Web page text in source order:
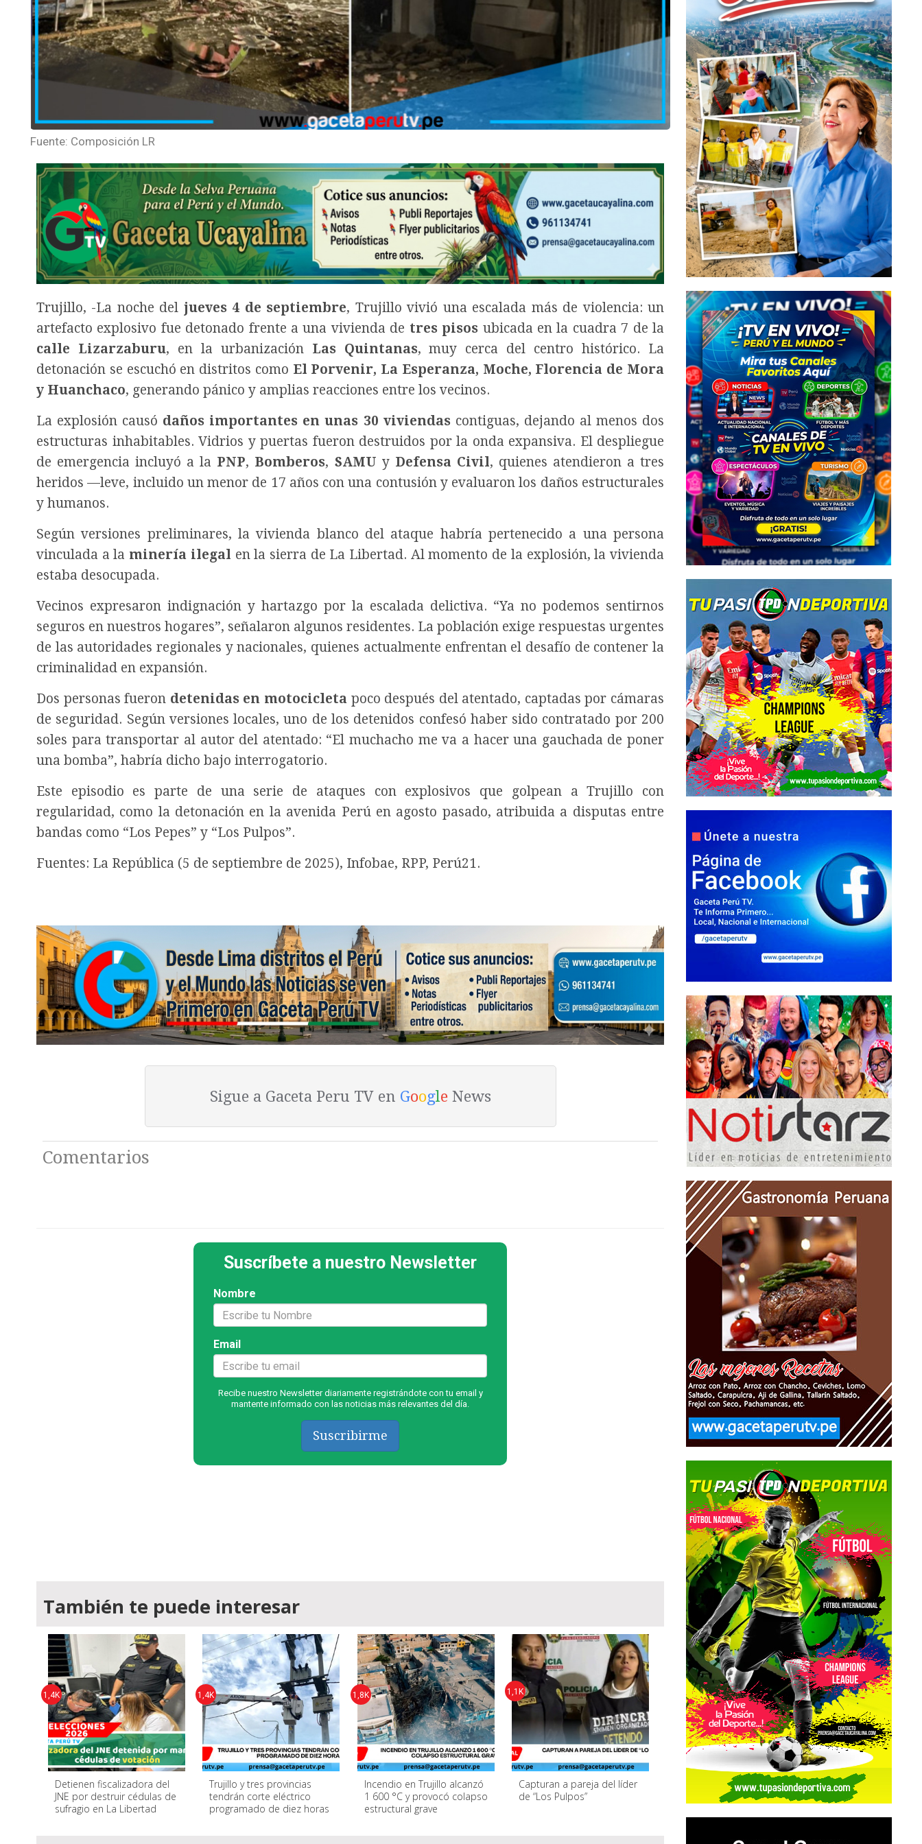
Fuente: Composición LR
Trujillo, -La noche del jueves 4 de septiembre, Trujillo vivió una escalada más de violencia: un
artefacto explosivo fue detonado frente a una vivienda de tres pisos ubicada en la cuadra 7 de la
calle Lizarzaburu, en la urbanización Las Quintanas, muy cerca del centro histórico. La
detonación se escuchó en distritos como El Porvenir, La Esperanza, Moche, Florencia de Mora
y Huanchaco, generando pánico y amplias reacciones entre los vecinos.
La explosión causó daños importantes en unas 30 viviendas contiguas, dejando al menos dos
estructuras inhabitables. Vidrios y puertas fueron destruidos por la onda expansiva. El despliegue
de emergencia incluyó a la PNP, Bomberos, SAMU y Defensa Civil, quienes atendieron a tres
heridos —leve, incluido un menor de 17 años con una contusión y evaluaron los daños estructurales
y humanos.
Según versiones preliminares, la vivienda blanco del ataque habría pertenecido a una persona
vinculada a la minería ilegal en la sierra de La Libertad. Al momento de la explosión, la vivienda
estaba desocupada.
Vecinos expresaron indignación y hartazgo por la escalada delictiva. “Ya no podemos sentirnos
seguros en nuestros hogares”, señalaron algunos residentes. La población exige respuestas urgentes
de las autoridades regionales y nacionales, quienes actualmente enfrentan el desafío de contener la
criminalidad en expansión.
Dos personas fueron detenidas en motocicletapoco después del atentado, captadas por cámaras
de seguridad. Según versiones locales, uno de los detenidos confesó haber sido contratado por 200
soles para transportar al autor del atentado: “El muchacho me va a hacer una gauchada de poner
una bomba”, habría dicho bajo interrogatorio.
Este episodio es parte de una serie de ataques con explosivos que golpean a Trujillo con
regularidad, como la detonación en la avenida Perú en agosto pasado, atribuida a disputas entre
bandas como “Los Pepes” y “Los Pulpos”.
Fuentes: La República (5 de septiembre de 2025), Infobae, RPP, Perú21.
Sigue a Gaceta Peru TV en GoogleNews
Comentarios
Suscríbete a nuestro Newsletter
Nombre
Email
Recibe nuestro Newsletter diariamente registrándote con tu email y
mantente informado con las noticias más relevantes del día.
Suscribirme
También te puede interesar
Detienen fiscalizadora del
JNE por destruir cédulas de
sufragio en La Libertad
1,4K
Trujillo y tres provincias
tendrán corte eléctrico
programado de diez horas
1,4K
Incendio en Trujillo alcanzó
1 600 °C y provocó colapso
estructural grave
1,8K
Capturan a pareja del líder
de “Los Pulpos”
1,1K